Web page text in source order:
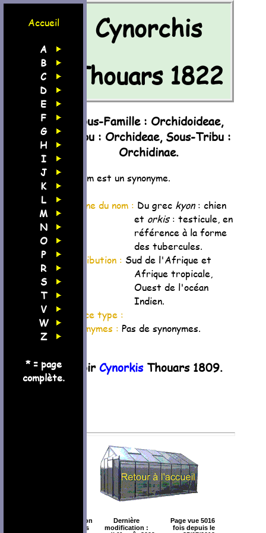
Accueil
A
B
C
D
E
F
G
H
I
J
K
L
M
N
O
P
R
S
T
V
W
Z
* = page
complète.
Cynorchis
Thouars 1822
Sous-Famille : Orchidoideae,
Tribu : Orchideae, Sous-Tribu :
Orchidinae.
Ce nom est un synonyme.
Origine du nom : Du grec kyon: chien
et orkis: testicule, en
référence à la forme
des tubercules.
Distribution : Sud de l'Afrique et
Afrique tropicale,
Ouest de l'océan
Indien.
Espèce type :
Synomymes : Pas de synonymes.
VoirCynorkisThouars 1809.
Création
: Mars
Dernière
modification :
Page vue 5016
fois depuis le